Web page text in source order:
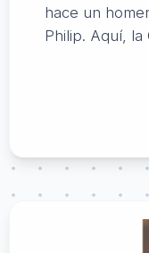
hace un
Philip. Aquí, la
Fundación